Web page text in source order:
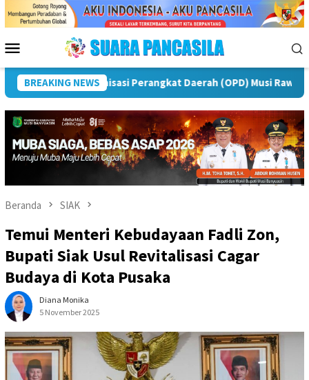
Menu
Mobile
BREAKING NEWS
Puncak Peringatan IPeKB Ke-19, Plt Bupati Rejang Lebong:
Beranda SIAK
Temui Menteri Kebudayaan Fadli Zon,
Bupati Siak Usul Revitalisasi Cagar
Budaya di Kota Pusaka
Diana Monika
5 November 2025